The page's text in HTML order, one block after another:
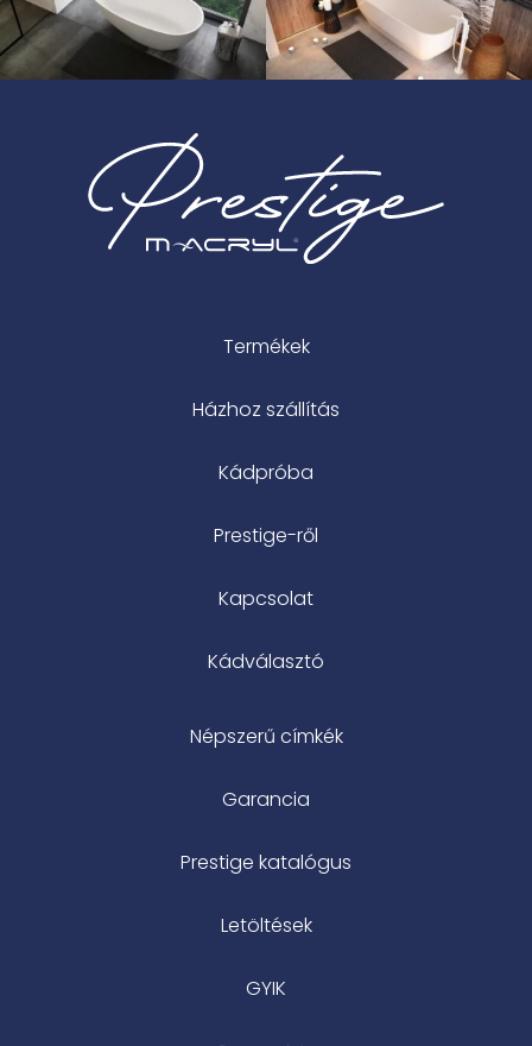
Termékek
Házhoz szállítás
Kádpróba
Prestige-ről
Kapcsolat
Kádválasztó
Népszerű címkék
Garancia
Prestige katalógus
Letöltések
GYIK